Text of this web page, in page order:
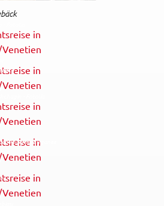
Terme Euganee